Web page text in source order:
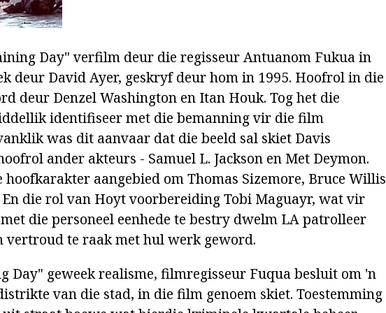
Day" verfilm deur die regisseur Antuanom Fukua in
deur David Ayer, geskryf deur hom in 1995. Hoofrol in die
deur Denzel Washington en Itan Houk. Tog het die
identifiseer met die bemanning vir die film
was dit aanvaar dat die beeld sal skiet Davis
ander akteurs - Samuel L. Jackson en Met Deymon.
hoofkarakter aangebied om Thomas Sizemore, Bruce Willis
En die rol van Hoyt voorbereiding Tobi Maguayr, wat vir
die personeel eenhede te bestry dwelm LA patrolleer
vertroud te raak met hul werk geword.
Day" geweek realisme, filmregisseur Fuqua besluit om 'n
van die stad, in die film genoem skiet. Toestemming